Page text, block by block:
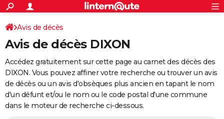
ACTUALITÉS
Politique
Société
Faits Divers
Education
Monde
Villes
+
SPORT
Coupe du monde 2026
Football
Tennis
Cyclisme
Rugby
Forum
Programme TV
TNT
Streaming
Cinéma
Sorties cinéma
Musique
+
FINANCE
Retraite
Impôts
Epargne
Immobilier
Risques naturels par ville
Banque
Assurance
Crédit
AUTO
Essais
Réserver un essai
Citadines
Berlines
SUV
Forum auto
+
Avis de décès
Avis de décès DIXON
Accédez gratuitement sur cette page au carnet des décès des
DIXON. Vous pouvez affiner votre recherche ou trouver un avis
de décès ou un avis d'obsèques plus ancien en tapant le nom
d'un défunt et/ou le nom ou le code postal d'une commune
dans le moteur de recherche ci-dessous.